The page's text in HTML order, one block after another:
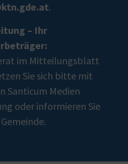
.
– Ihr
im Mitteilungsblatt
Sie sich bitte mit
Santicum Medien
oder informieren Sie